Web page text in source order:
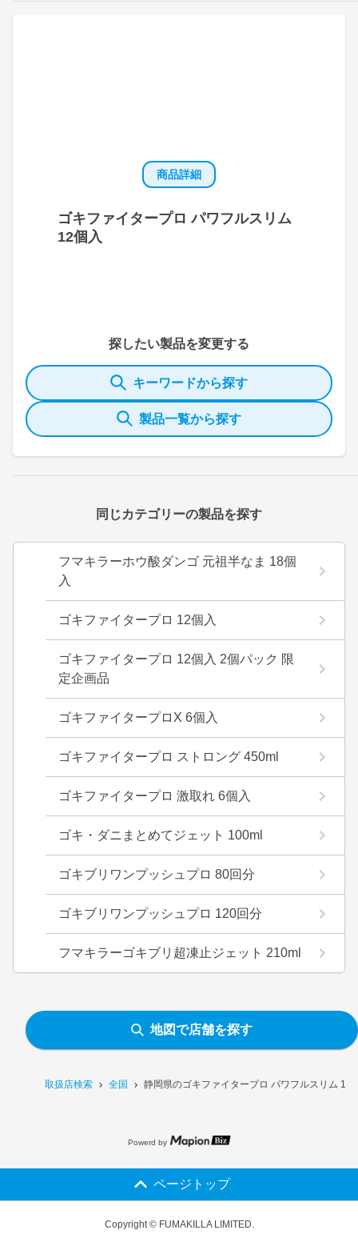
取扱店検索 全国 静岡県のゴキファイタープロ パワフルスリム 12
商品詳細
ゴキファイタープロ パワフルスリム
12個入
探したい製品を変更する
キーワードから探す
製品一覧から探す
同じカテゴリーの製品を探す
フマキラーホウ酸ダンゴ 元祖半なま 18個
入
ゴキファイタープロ 12個入
ゴキファイタープロ 12個入 2個パック 限
定企画品
ゴキファイタープロX 6個入
ゴキファイタープロ ストロング 450ml
ゴキファイタープロ 激取れ 6個入
ゴキ・ダニまとめてジェット 100ml
ゴキブリワンプッシュプロ 80回分
ゴキブリワンプッシュプロ 120回分
フマキラーゴキブリ超凍止ジェット 210ml
地図で店舗を探す
Powerd by
ページトップ
Copyright © FUMAKILLA LIMITED.